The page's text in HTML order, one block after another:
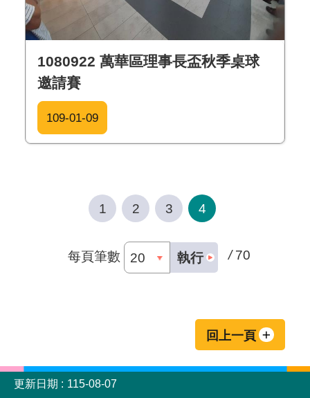
1080922 萬華區理事長盃秋季桌球
邀請賽
109-01-09
1 2 3 4
每頁筆數 執行 / 70
回上一頁
:::
更新日期
115-08-07